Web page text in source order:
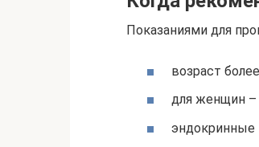
Показаниями для
возраст
для женщин –
эндокринные